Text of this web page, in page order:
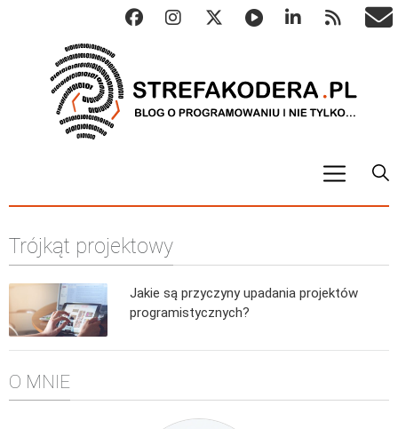
Metody numeryczne
Algorytmy wyszukiwania
Trójkąt projektowy
Jakie są przyczyny upadania projektów
programistycznych?
O MNIE